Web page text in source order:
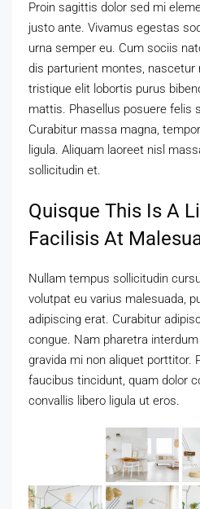
Proin sagittis dolor sed mi
justo ante. Vivamus egestas
urna semper eu. Cum sociis
dis parturient montes, nascetur
tristique elit lobortis purus
mattis. Phasellus posuere felis
Curabitur massa magna,
ligula. Aliquam laoreet nisl
sollicitudin et.
Quisque This Is A
Facilisis At
Nullam tempus sollicitudin
volutpat eu varius malesuada,
adipiscing erat. Curabitur
congue. Nam pharetra
gravida mi non aliquet porttitor.
faucibus tincidunt, quam dolor
convallis libero ligula ut eros.